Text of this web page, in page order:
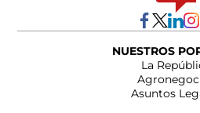
NUESTROS
La
Asuntos